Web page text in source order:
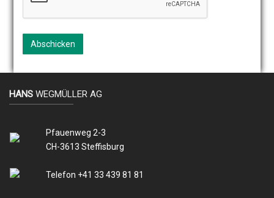
Abschicken
HANS WEGMÜLLER AG
Pfauenweg 2-3
CH-3613 Steffisburg
Telefon +41 33 439 81 81